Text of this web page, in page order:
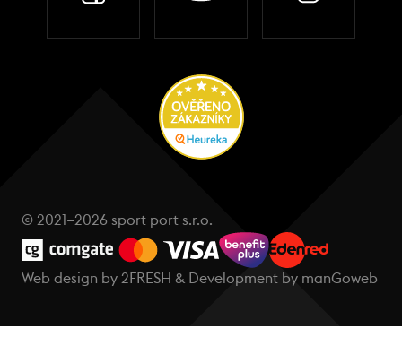
© 2021–2026 sport port s.r.o.
Web design by 2FRESH & Development by manGoweb